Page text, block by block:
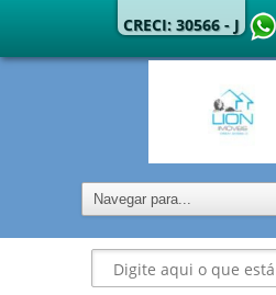
CRECI: 30566 - J